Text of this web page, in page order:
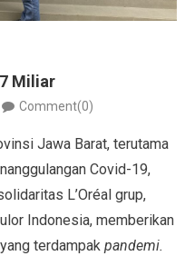
Miliar
Comment(0)
Jawa Barat, terutama
Covid-19,
L’Oréal grup,
Indonesia, memberikan
terdampak pandemi.